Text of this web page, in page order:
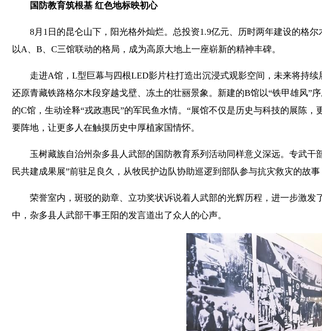
国防教育筑根基 红色地标映初心
8月1日的昆仑山下，阳光格外灿烂。总投资1.9亿元、历时两年建设的格尔
以A、B、C三馆联动的格局，成为高原大地上一座崭新的精神丰碑。
走进A馆，L型巨幕与四根LED影片柱打造出沉浸式观影空间，未来将持续
还原青藏铁路格尔木段穿越戈壁、冻土的壮丽景象。新建的B馆以“铁甲雄风
的C馆，生动诠释“戎政惠民”的军民鱼水情。“展馆不仅是历史与科技的展陈
要阵地，让更多人在触摸历史中厚植家国情怀。
玉树藏族自治州杂多县人武部的国防教育系列活动同样意义深远。专武干
民共建成果展”前驻足良久，从牧民护边队协助巡逻到部队参与抗灾救灾的故事
荣誉室内，斑驳的勋章、立功奖状诉说着人武部的光辉历程，进一步激发
中，杂多县人武部干事王阳的发言道出了众人的心声。